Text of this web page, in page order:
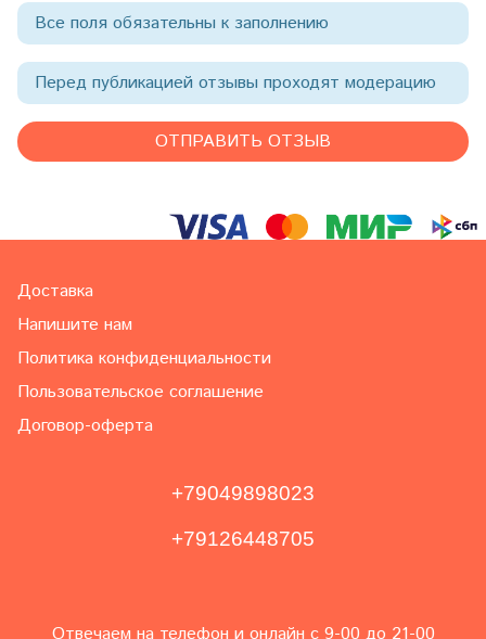
Все поля обязательны к заполнению
Перед публикацией отзывы проходят модерацию
Доставка
Напишите нам
Политика конфиденциальности
Пользовательское соглашение
Договор-оферта
+79049898023
+79126448705